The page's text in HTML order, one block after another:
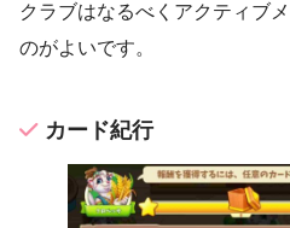
クラブはなるべくアクティブ
のがよいです。
カード紀行